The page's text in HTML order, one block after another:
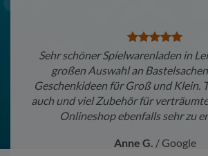
Sehr schöner Spielwarenladen in
großen Auswahl an
Geschenkideen für Groß und Klein.
auch und viel Zubehör für
Onlineshop ebenfalls sehr zu
Anne G. / Google